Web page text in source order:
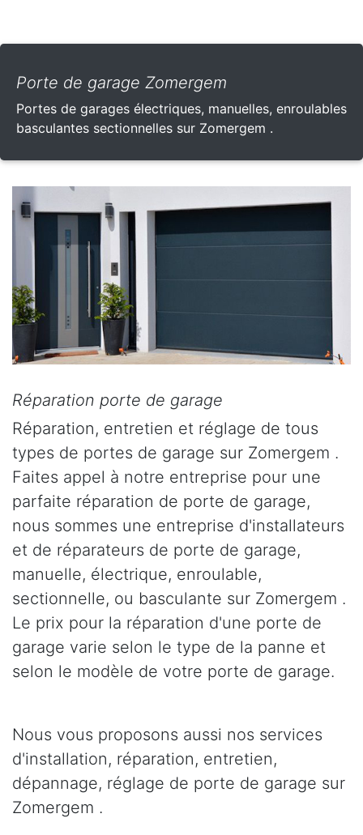
Porte de garage Zomergem
Portes de garages électriques, manuelles, enroulables
basculantes sectionnelles sur Zomergem .
Réparation porte de garage
Réparation, entretien et réglage de tous
types de portes de garage sur Zomergem .
Faites appel à notre entreprise pour une
parfaite réparation de porte de garage,
nous sommes une entreprise d'installateurs
et de réparateurs de porte de garage,
manuelle, électrique, enroulable,
sectionnelle, ou basculante sur Zomergem .
Le prix pour la réparation d'une porte de
garage varie selon le type de la panne et
selon le modèle de votre porte de garage.
Nous vous proposons aussi nos services
d'installation, réparation, entretien,
dépannage, réglage de porte de garage sur
Zomergem .